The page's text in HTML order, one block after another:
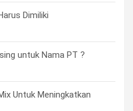
Dimiliki
untuk Nama PT ?
Untuk Meningkatkan